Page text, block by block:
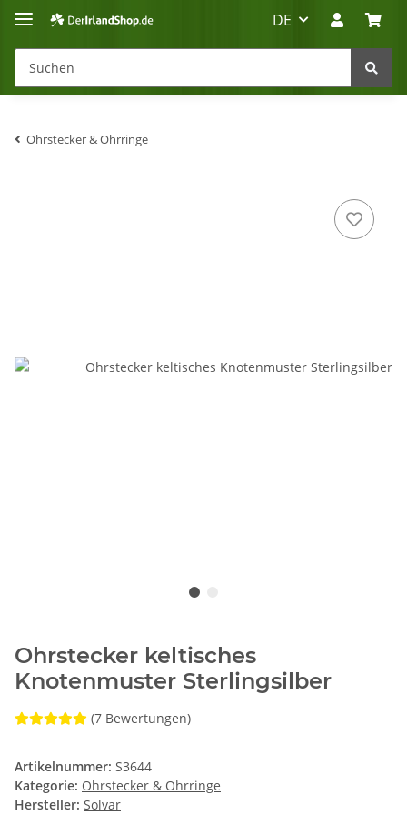
DE
Ohrstecker & Ohrringe
Ohrstecker keltisches
Knotenmuster Sterlingsilber
(7 Bewertungen)
Artikelnummer: S3644
Kategorie: Ohrstecker & Ohrringe
Hersteller: Solvar